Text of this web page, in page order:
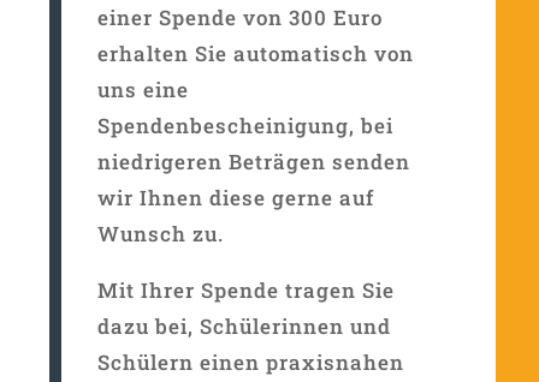
einer Spende von 300 Euro
erhalten Sie automatisch von
uns eine
Spendenbescheinigung, bei
niedrigeren Beträgen senden
wir Ihnen diese gerne auf
Wunsch zu.
Mit Ihrer Spende tragen Sie
dazu bei, Schülerinnen und
Schülern einen praxisnahen